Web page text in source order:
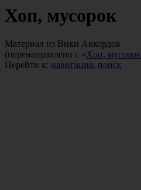
Хоп, мусорок
Материал из Вики Аккордов
(перенаправлено с «Xoп, муcopoк
Перейти к: навигация, поиск